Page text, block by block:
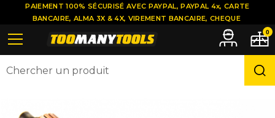
PAIEMENT 100% SÉCURISÉ AVEC PAYPAL, PAYPAL 4x, CARTE
BANCAIRE, ALMA 3X & 4X, VIREMENT BANCAIRE, CHEQUE
0